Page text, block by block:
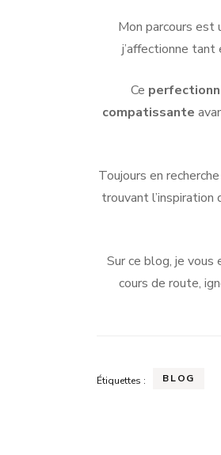
Mon parcours est
j’affectionne tant
Ce
compatissante
Toujours en recherche
trouvant l’inspiration
Sur ce blog, je vous
cours de route,
Étiquettes : BLOG